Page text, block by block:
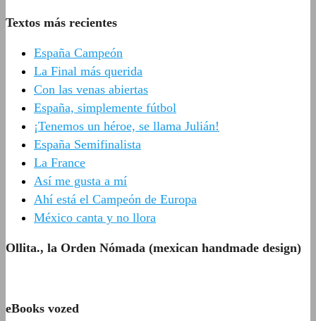
Textos más recientes
España Campeón
La Final más querida
Con las venas abiertas
España, simplemente fútbol
¡Tenemos un héroe, se llama Julián!
España Semifinalista
La France
Así me gusta a mí
Ahí está el Campeón de Europa
México canta y no llora
Ollita., la Orden Nómada (mexican handmade design)
eBooks vozed